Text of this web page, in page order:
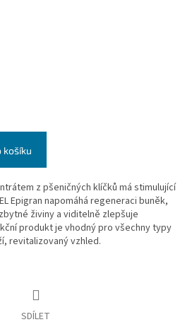
košíku
z pšeničných klíčků má stimulující
Epigran napomáhá regeneraci buněk,
živiny a viditelně zlepšuje
produkt je vhodný pro všechny typy
revitalizovaný vzhled.
SDÍLET